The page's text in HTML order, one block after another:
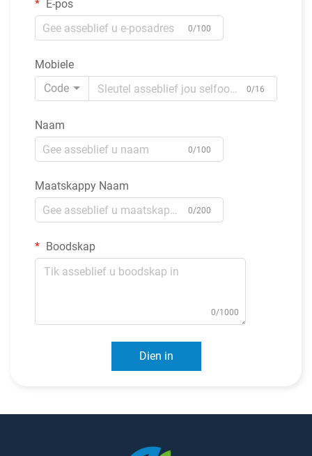
E-pos
0/100
Mobiele
Code
0/16
Naam
0/100
Maatskappy Naam
0/200
Boodskap
0/1000
Dien in